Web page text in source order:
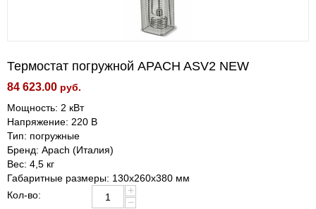
Термостат погружной APACH ASV2 NEW
84 623.00 руб.
Мощность: 2 кВт
Напряжение: 220 В
Тип: погружные
Бренд: Apach (Италия)
Вес: 4,5 кг
Габаритные размеры: 130х260х380 мм
Кол-во:
+
−